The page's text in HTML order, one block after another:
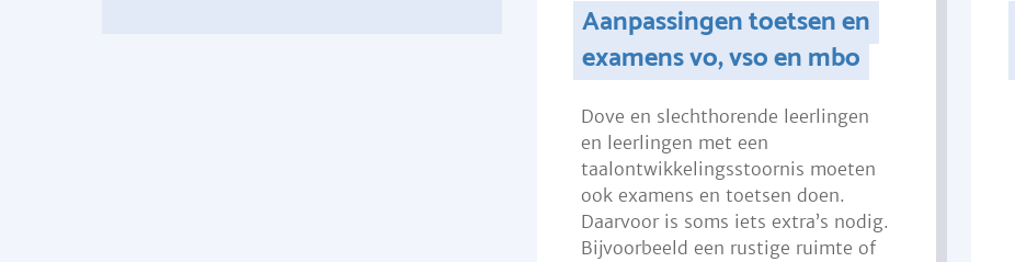
Aanpassingen toetsen en
examens vo, vso en mbo
Dove en slechthorende leerlingen
en leerlingen met een
taalontwikkelingsstoornis moeten
ook examens en toetsen doen.
Daarvoor is soms iets extra’s nodig.
Bijvoorbeeld een rustige ruimte of